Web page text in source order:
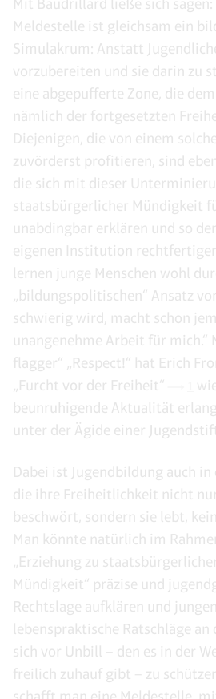
Mit Baudrillard ließe sich
Meldestelle ist gleichsam ein
Simulakrum: Anstatt
vorzubereiten und sie darin zu
eine abgepufferte Zone, die
nämlich der fortgesetzten
Diejenigen, die von einem
zuvörderst profitieren, sind
die sich mit dieser
staatsbürgerlicher Mündigkeit
unabdingbar erklären und so
eigenen Institution
lernen junge Menschen wohl
„bildungspolitischen“ Ansatz
schwierig wird, macht schon
unangenehme Arbeit für mich.“
flagger“ „Respect!“ hat Erich
„Furcht vor der Freiheit“
beunruhigende Aktualität
unter der Ägide einer
Dabei ist Jugendbildung auch in
die ihre Freiheitlichkeit nicht
beschwört, sondern sie lebt,
Man könnte natürlich im
„Erziehung zu
Mündigkeit“ präzise und
Rechtslage aufklären und
lebenspraktische Ratschläge an
sich vor Unbill – den es in der
freilich zuhauf gibt – zu